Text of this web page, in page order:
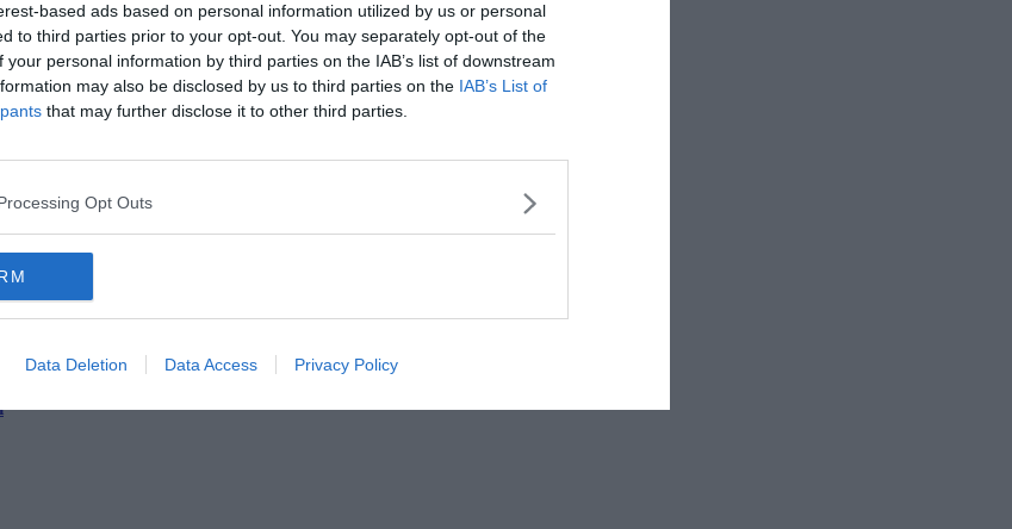
based ads based on personal information utilized by us or personal
to third parties prior to your opt-out. You may separately opt-out of the
personal information by third parties on the IAB’s list of downstream
may also be disclosed by us to third parties on the IAB’s List of
that may further disclose it to other third parties.
Opt Outs
Data Deletion Data Access Privacy Policy
state premiate le tesserate Asd Dance Vision Anita
Mercati, che hanno conquistato a Carrara lo
Style, Classe U Over 31.
allaNewsletter QUInews - ToscanaMedia.
tua casella di posta.